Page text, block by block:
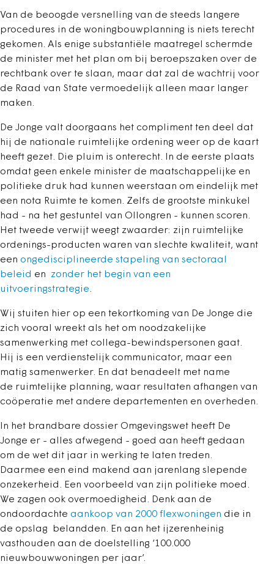
Van de beoogde versnelling van de steeds langere
procedures in de woningbouwplanning is niets terecht
gekomen. Als enige substantiële maatregel schermde
de minister met het plan om bij beroepszaken over de
rechtbank over te slaan, maar dat zal de wachtrij voor
de Raad van State vermoedelijk alleen maar langer
maken.
De Jonge valt doorgaans het compliment ten deel dat
hij de nationale ruimtelijke ordening weer op de kaart
heeft gezet. Die pluim is onterecht. In de eerste plaats
omdat geen enkele minister de maatschappelijke en
politieke druk had kunnen weerstaan om eindelijk met
een nota Ruimte te komen. Zelfs de grootste minkukel
had - na het gestuntel van Ollongren - kunnen scoren.
Het tweede verwijt weegt zwaarder: zijn ruimtelijke
ordenings-producten waren van slechte kwaliteit, want
een ongedisciplineerde stapeling van sectoraal
beleid en zonder het begin van een
uitvoeringstrategie.
Wij stuiten hier op een tekortkoming van De Jonge die
zich vooral wreekt als het om noodzakelijke
samenwerking met collega-bewindspersonen gaat.
Hij is een verdienstelijk communicator, maar een
matig samenwerker. En dat benadeelt met name
de ruimtelijke planning, waar resultaten afhangen van
coöperatie met andere departementen en overheden.
In het brandbare dossier Omgevingswet heeft De
Jonge er - alles afwegend - goed aan heeft gedaan
om de wet dit jaar in werking te laten treden.
Daarmee een eind makend aan jarenlang slepende
onzekerheid. Een voorbeeld van zijn politieke moed.
We zagen ook overmoedigheid. Denk aan de
ondoordachte aankoop van 2000 flexwoningen die in
de opslag belandden. En aan het ijzerenheinig
vasthouden aan de doelstelling ‘100.000
nieuwbouwwoningen per jaar’.